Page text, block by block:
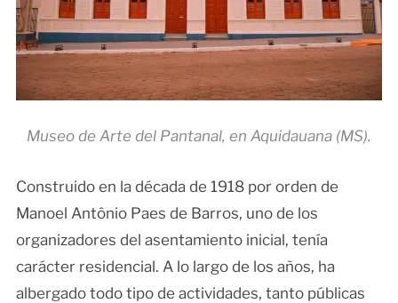
Museo de Arte del Pantanal, en Aquidauana (MS).
Construido en la década de 1918 por orden de
Manoel Antônio Paes de Barros, uno de los
organizadores del asentamiento inicial, tenía
carácter residencial. A lo largo de los años, ha
albergado todo tipo de actividades, tanto públicas